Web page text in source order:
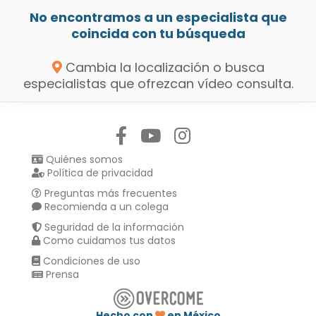
No encontramos a un especialista que
coincida con tu búsqueda
Cambia la localización o busca
especialistas que ofrezcan vídeo consulta.
Quiénes somos
Política de privacidad
Preguntas más frecuentes
Recomienda a un colega
Seguridad de la información
Como cuidamos tus datos
Condiciones de uso
Prensa